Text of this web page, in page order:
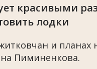
красивыми
лодки
и
Пиминенкова.